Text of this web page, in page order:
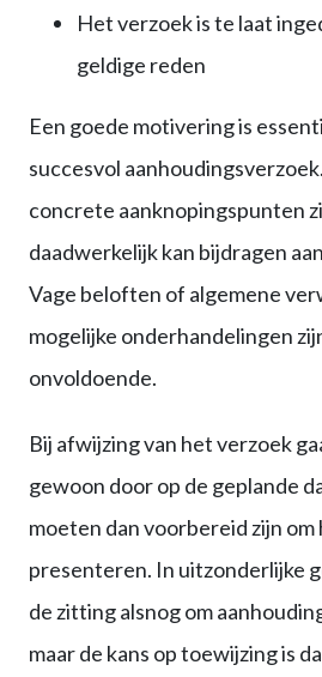
Het verzoek is te laat
geldige reden
Een goede motivering is
succesvol
concrete aanknopingspunten
daadwerkelijk kan bijdragen
Vage beloften of algemene
mogelijke onderhandelingen
onvoldoende.
Bij afwijzing van het verzoek
gewoon door op de geplande
moeten dan voorbereid zijn
presenteren. In uitzonderlijke
de zitting alsnog om
maar de kans op toewijzing is